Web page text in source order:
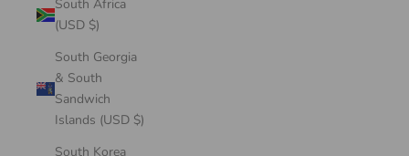
South Africa
(USD $)
South Georgia
& South
Sandwich
Islands (USD $)
South Korea